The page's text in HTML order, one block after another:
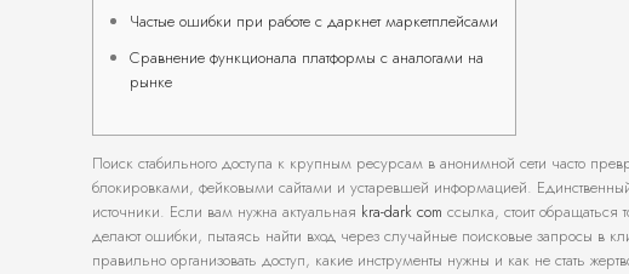
Частые ошибки при работе с даркнет маркетплейсами
Сравнение функционала платформы с аналогами на
рынке
Поиск стабильного доступа к крупным ресурсам в анонимной сети часто
блокировками, фейковыми сайтами и устаревшей информацией.
источники. Если вам нужна актуальная kra-dark com ссылка, стоит
делают ошибки, пытаясь найти вход через случайные поисковые запросы в
правильно организовать доступ, какие инструменты нужны и как не стать